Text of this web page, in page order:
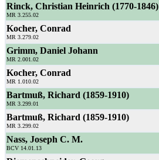
Rinck, Christian Heinrich (1770-1846)
MR 3.255.02
Kocher, Conrad
MR 3.279.02
Grimm, Daniel Johann
MR 2.001.02
Kocher, Conrad
MR 1.010.02
Bartmuß, Richard (1859-1910)
MR 3.299.01
Bartmuß, Richard (1859-1910)
MR 3.299.02
Nass, Joseph C. M.
BCV 14.01.13